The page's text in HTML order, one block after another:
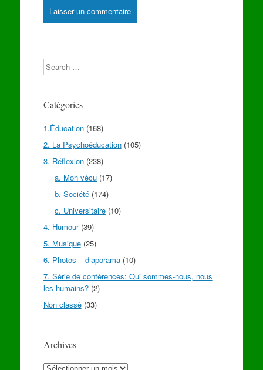
Search
Catégories
1.Éducation(168)
2. La Psychoéducation(105)
3. Réflexion(238)
a. Mon vécu (17)
b. Société (174)
c. Universitaire (10)
4. Humour(39)
5. Musique(25)
6. Photos – diaporama(10)
7. Série de conférences: Qui sommes-nous, nous
les humains?(2)
Non classé(33)
Archives
Archives